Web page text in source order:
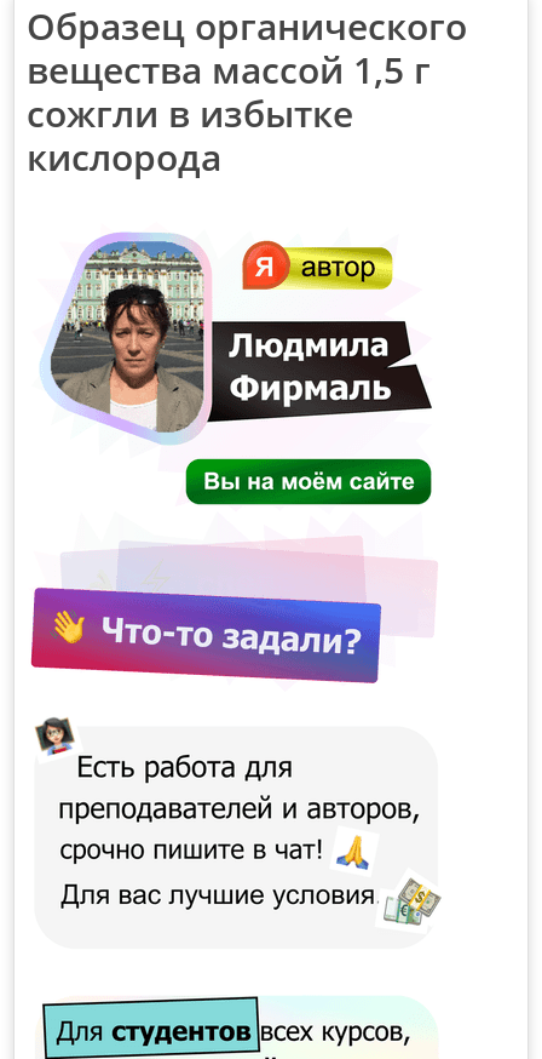
Образец органического
вещества массой 1,5 г
сожгли в избытке
кислорода